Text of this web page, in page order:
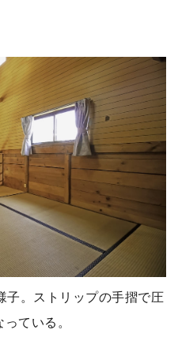
子。ストリップの手摺で圧
ている。